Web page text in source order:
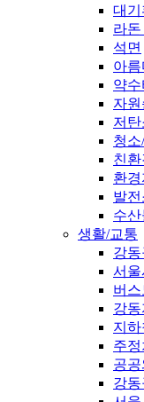
대기
라
석면
아
약
자
저탄
청
친환
환경
발
수
생활/교통
강
서울
버스
강동
지하
주
공공
강